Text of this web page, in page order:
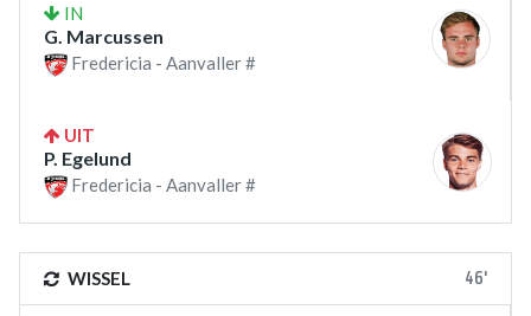
IN
G. Marcussen
Fredericia - Aanvaller #
UIT
P. Egelund
Fredericia - Aanvaller #
WISSEL 46'